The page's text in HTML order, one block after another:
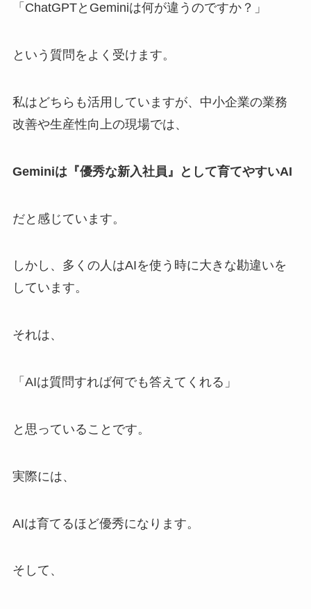
「ChatGPTとGeminiは何が違うのですか？」
という質問をよく受けます。
私はどちらも活用していますが、中小企業の業務
改善や生産性向上の現場では、
Geminiは『優秀な新入社員』として育てやすいAI
だと感じています。
しかし、多くの人はAIを使う時に大きな勘違いを
しています。
それは、
「AIは質問すれば何でも答えてくれる」
と思っていることです。
実際には、
AIは育てるほど優秀になります。
そして、